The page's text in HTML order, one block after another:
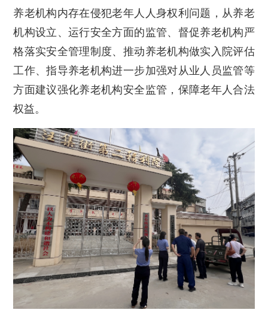
养老机构内存在侵犯老年人人身权利问题，从养老
机构设立、运行安全方面的监管、督促养老机构严
格落实安全管理制度、推动养老机构做实入院评估
工作、指导养老机构进一步加强对从业人员监管等
方面建议强化养老机构安全监管，保障老年人合法
权益。